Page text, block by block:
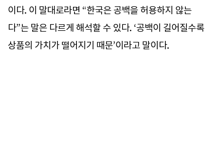
이다. 이 말대로라면 “한국은 공백을 허용하지 않는
다”는 말은 다르게 해석할 수 있다. ‘공백이 길어질수록
상품의 가치가 떨어지기 때문’이라고 말이다.